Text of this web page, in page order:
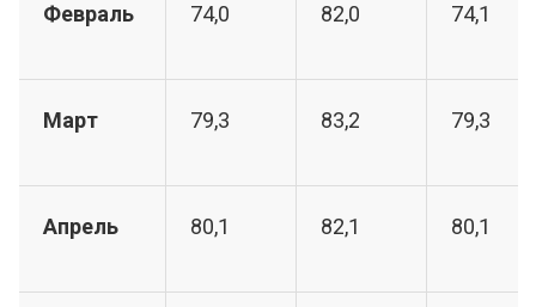
Февраль 74,0 82,0 74,1
Март 79,3 83,2 79,3
Апрель 80,1 82,1 80,1